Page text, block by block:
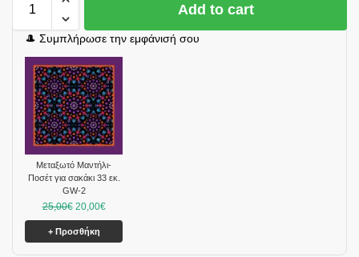
Add to cart
🎩 Συμπλήρωσε την εμφάνισή σου
Μεταξωτό Μαντήλι-
Ποσέτ για σακάκι 33 εκ.
GW-2
25,00€ 20,00€
+ Προσθήκη